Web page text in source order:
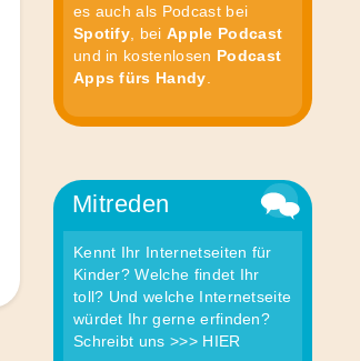
es auch als Podcast bei
Spotify , beiApple Podcast
und in kostenlosen Podcast
Apps fürs Handy
Mitreden
Kennt Ihr Internetseiten für
Kinder? Welche findet Ihr
toll? Und welche Internetseite
würdet Ihr gerne erfinden?
Schreibt uns>>> HIER